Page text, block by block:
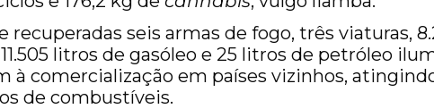
recuperadas seis armas de fogo, três viaturas,
litros de gasóleo e 25 litros de petróleo
à comercialização em países vizinhos,
de combustíveis.